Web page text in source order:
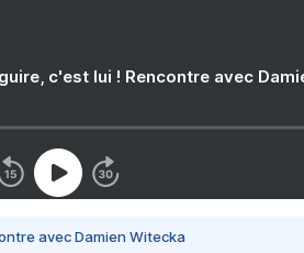
c'est lui ! Rencontre avec
avec Damien Witecka